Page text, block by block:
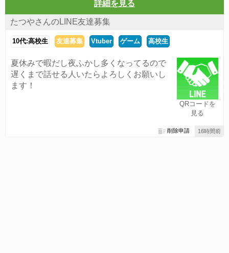
詳細を見る
たつやさんのLINE友達募集
10代:高校生 友達募集 Vtuber ゲーム 高校生
QRコードを
見る
夏休みで暇だし夜ふかし多くなってるので
遅くまで話せる人いたらよろしくお願いし
ます！
16時間前
削除申請